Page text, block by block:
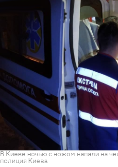
В Киеве ночью с ножом напали на
полиция Киева